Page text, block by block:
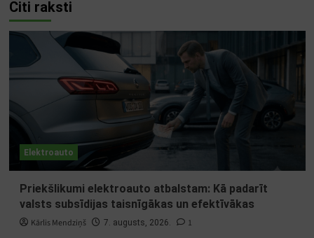
Citi raksti
Elektroauto
Priekšlikumi elektroauto atbalstam: Kā padarīt
valsts subsīdijas taisnīgākas un efektīvākas
Kārlis Mendziņš 7. augusts, 2026. 1